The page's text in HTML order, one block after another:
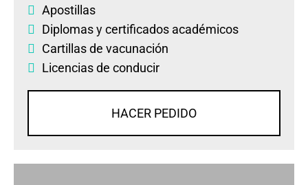
Apostillas
Diplomasycertificados académicos
Cartillas de vacunación
Licencias de conducir
HACER PEDIDO